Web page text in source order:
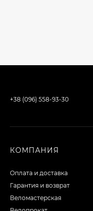
+38 (096) 558-93-30
КОМПАНИЯ
Оплата и доставка
Гарантия и возврат
Веломастерская